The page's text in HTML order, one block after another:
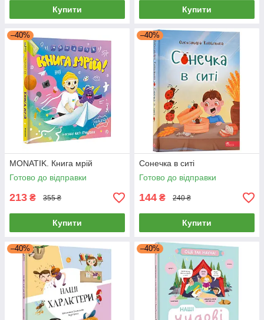
Купити Купити
–40%
MONATIK. Книга мрій
Готово до відправки
213 ₴ 355 ₴
Купити
–40%
Сонечка в ситі
Готово до відправки
144 ₴ 240 ₴
Купити
–40% –40%